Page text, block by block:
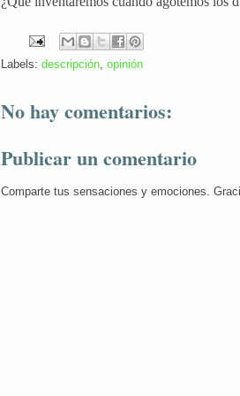
Labels: descripción, opinión
No hay comentarios:
Publicar un comentario
Comparte tus sensaciones y emociones.